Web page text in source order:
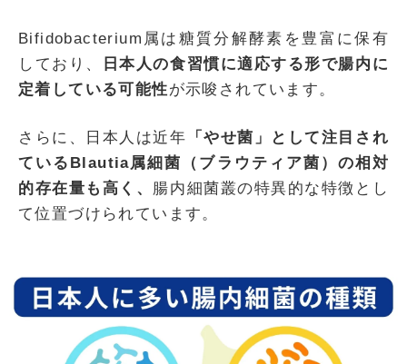
Bifidobacterium属は糖質分解酵素を豊富に保有
しており、
日本人の食習慣に適応する形で腸内に
定着している可能性が示唆されています。
さらに、日本人は近年 「やせ菌」として注目され
ているBlautia属細菌（ブラウティア菌）の相対
的存在量も高く、 腸内細菌叢の特異的な特徴とし
て位置づけられています。